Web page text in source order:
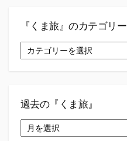
『くま旅』のカテゴリー
『く
ま
テ
ー
過去の『くま旅』
去